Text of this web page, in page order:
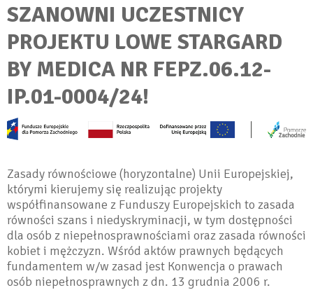
SZANOWNI UCZESTNICY
PROJEKTU LOWE STARGARD
BY MEDICA NR FEPZ.06.12-
IP.01-0004/24!
Zasady równościowe (horyzontalne) Unii Europejskiej,
którymi kierujemy się realizując projekty
współfinansowane z Funduszy Europejskich to zasada
równości szans i niedyskryminacji, w tym dostępności
dla osób z niepełnosprawnościami oraz zasada równości
kobiet i mężczyzn. Wśród aktów prawnych będących
fundamentem w/w zasad jest Konwencja o prawach
osób niepełnosprawnych z dn. 13 grudnia 2006 r.